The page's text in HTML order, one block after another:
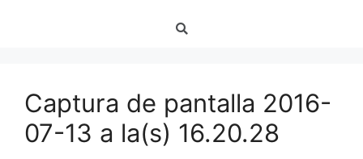
Captura de pantalla 2016-
07-13 a la(s) 16.20.28